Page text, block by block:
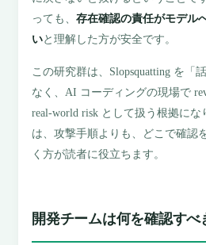
っても、存在確認の責任がモデル
いと理解した方が安全です。
この研究群は、Slopsquatting を「
なく、AI コーディングの現場で
real-world risk として扱う根拠に
は、攻撃手順よりも、どこで確認
く方が読者に役立ちます。
開発チームは何を確認すべ